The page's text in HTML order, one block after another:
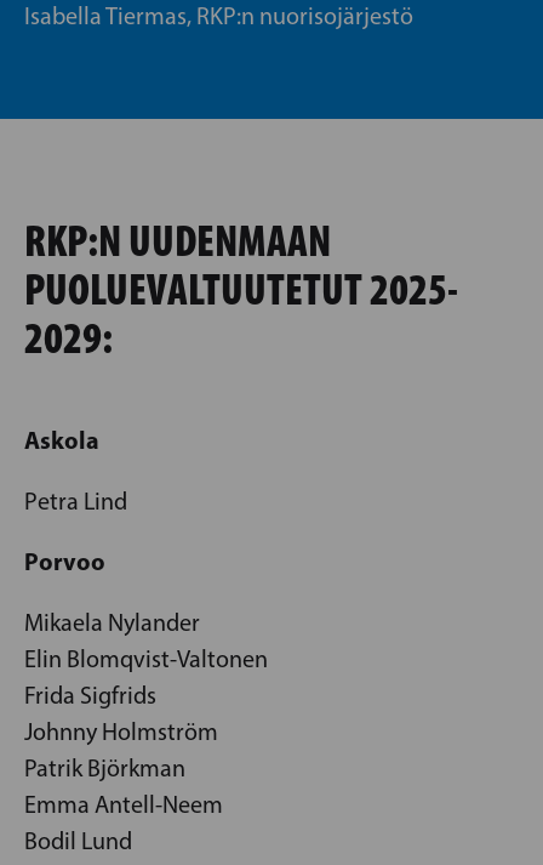
Isabella Tiermas, RKP:n nuorisojärjestö
RKP:N UUDENMAAN
PUOLUEVALTUUTETUT 2025-
2029:
Askola
Petra Lind
Porvoo
Mikaela Nylander
Elin Blomqvist-Valtonen
Frida Sigfrids
Johnny Holmström
Patrik Björkman
Emma Antell-Neem
Bodil Lund